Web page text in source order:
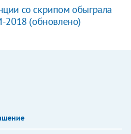
со скрипом обыграла
2018 (обновлено)